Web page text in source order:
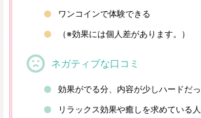
ワンコインで体験できる
（※効果には個人差があります。）
ネガティブな口コミ
効果がでる分、内容が少しハードだ
リラックス効果や癒しを求めている人